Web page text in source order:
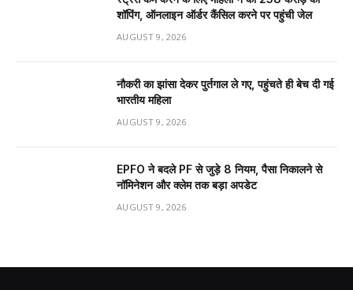
शॉपिंग, ऑनलाइन ऑर्डर कैंसिल करने पर पहुंची जेल
AUGUST 9, 2026
नौकरी का झांसा देकर पुर्तगाल ले गए, पहुंचते ही बेच दी गई
भारतीय महिला
AUGUST 9, 2026
EPFO ने बदले PF से जुड़े 8 नियम, पैसा निकालने से
नॉमिनेशन और क्लेम तक बड़ा अपडेट
AUGUST 9, 2026